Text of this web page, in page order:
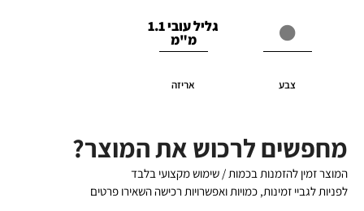
צבע
גליל עובי 1.1
מ"מ
אריזה
מחפשים לרכוש את המוצר?
המוצר זמין להזמנות בכמות / שימוש מקצועי בלבד
לפניות לגביי זמינות, כמויות ואפשרויות רכישה השאירו פרטים